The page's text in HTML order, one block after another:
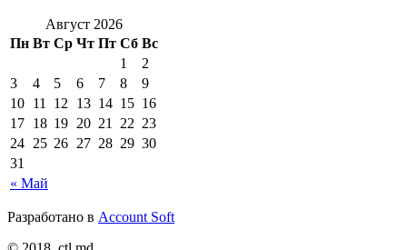
Август 2026
Пн Вт Ср Чт Пт Сб Вс
« Май
1
2
3
4 5 6 7 8
9
10 11 12 13 14 15 16
17 18 19 20 21 22 23
24 25 26 27 28 29 30
31
Разработано в Account Soft